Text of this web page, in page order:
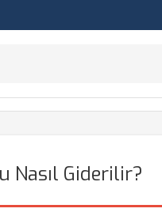
Nasıl Giderilir?